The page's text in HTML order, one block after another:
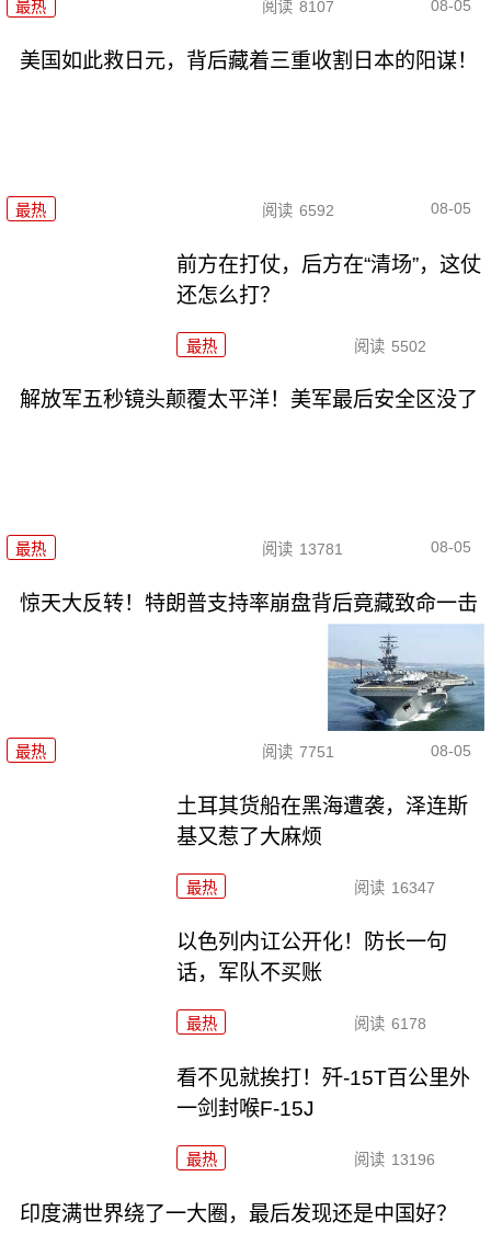
最热 阅读 8107 08-05
美国如此救日元，背后藏着三重收割日本的阳谋！
最热 阅读 6592 08-05
前方在打仗，后方在“清场”，这仗
还怎么打？
最热 阅读 5502
解放军五秒镜头颠覆太平洋！美军最后安全区没了
最热 阅读 13781 08-05
惊天大反转！特朗普支持率崩盘背后竟藏致命一击
最热 阅读 7751 08-05
土耳其货船在黑海遭袭，泽连斯
基又惹了大麻烦
最热 阅读 16347
以色列内讧公开化！防长一句
话，军队不买账
最热 阅读 6178
看不见就挨打！歼-15T百公里外
一剑封喉F-15J
最热 阅读 13196
印度满世界绕了一大圈，最后发现还是中国好？